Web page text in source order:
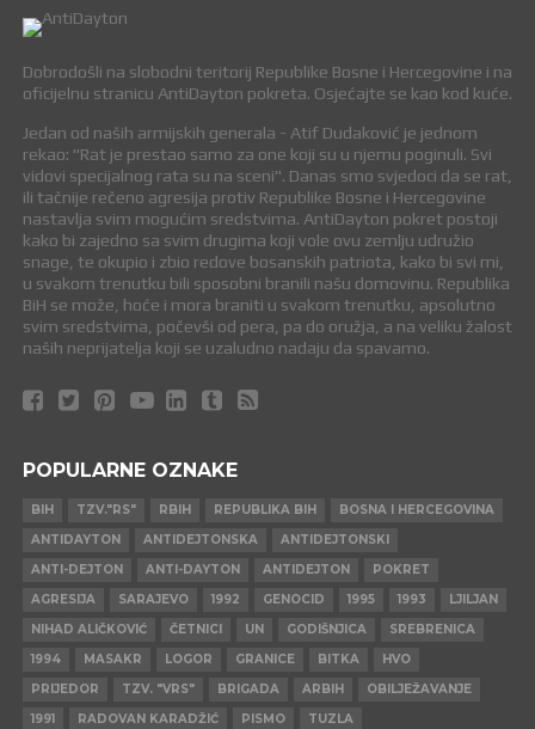
Dobrodošli na slobodni teritorij Republike Bosne i Hercegovine i na
oficijelnu stranicu AntiDayton pokreta. Osjećajte se kao kod kuće.
Jedan od naših armijskih generala - Atif Dudaković je jednom
rekao: "Rat je prestao samo za one koji su u njemu poginuli. Svi
vidovi specijalnog rata su na sceni". Danas smo svjedoci da se rat,
ili tačnije rečeno agresija protiv Republike Bosne i Hercegovine
nastavlja svim mogućim sredstvima. AntiDayton pokret postoji
kako bi zajedno sa svim drugima koji vole ovu zemlju udružio
snage, te okupio i zbio redove bosanskih patriota, kako bi svi mi,
u svakom trenutku bili sposobni branili našu domovinu. Republika
BiH se može, hoće i mora braniti u svakom trenutku, apsolutno
svim sredstvima, počevši od pera, pa do oružja, a na veliku žalost
naših neprijatelja koji se uzaludno nadaju da spavamo.
POPULARNE OZNAKE
BIH TZV."RS" RBIH REPUBLIKA BIH
BOSNA I HERCEGOVINA
ANTIDAYTON
ANTIDEJTONSKA
ANTIDEJTONSKI
ANTI-DEJTON
ANTI-DAYTON ANTIDEJTON
POKRET
AGRESIJA
SARAJEVO 1992 GENOCID 1995 1993
LJILJAN
NIHAD ALIČKOVIĆ
ČETNICI UN GODIŠNJICA
SREBRENICA
1994
MASAKR LOGOR GRANICE BITKA
HVO
PRIJEDOR
TZV. "VRS" BRIGADA ARBIH
OBILJEŽAVANJE
1991
RADOVAN KARADŽIĆ PISMO
TUZLA